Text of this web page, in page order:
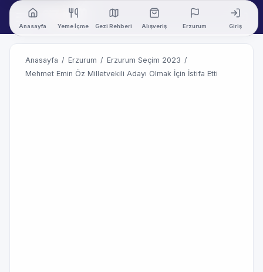
Anasayfa Yeme İçme Gezi Rehberi Alışveriş Erzurum Giriş
Anasayfa / Erzurum / Erzurum Seçim 2023 /
Mehmet Emin Öz Milletvekili Adayı Olmak İçin İstifa Etti